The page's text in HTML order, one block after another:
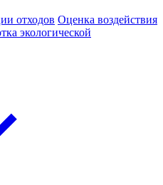
отходов Оценка воздействия
экологической